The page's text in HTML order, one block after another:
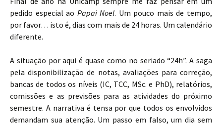
pedido especial ao Papai Noel. Um pouco mais de tempo,
por favor… isto é, dias com mais de 24 horas. Um calendário
diferente.
A situação por aqui é quase como no seriado “24h”. A saga
pela disponibilização de notas, avaliações para correção,
bancas de todos os níveis (IC, TCC, MSc. e PhD), relatórios,
comissões e as previsões para as atividades do próximo
semestre. A narrativa é tensa por que todos os envolvidos
demandam sua atenção. Um passo em falso, um dia sem